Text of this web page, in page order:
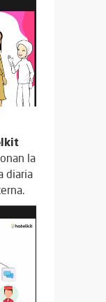
la
diaria